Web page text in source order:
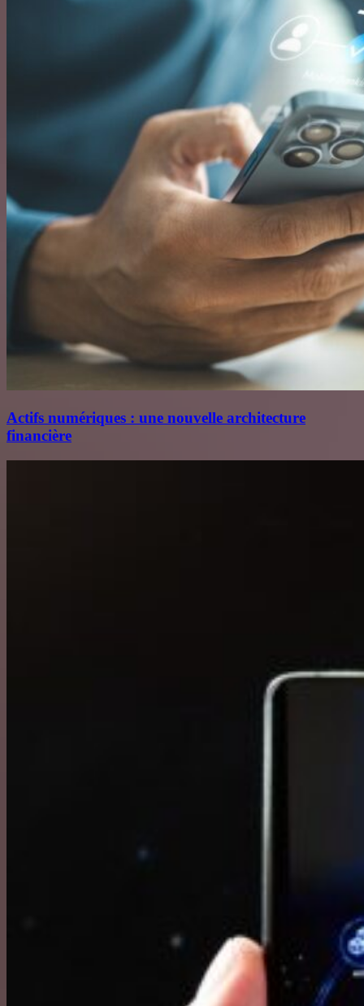
Actifs numériques : une nouvelle architecture
financière